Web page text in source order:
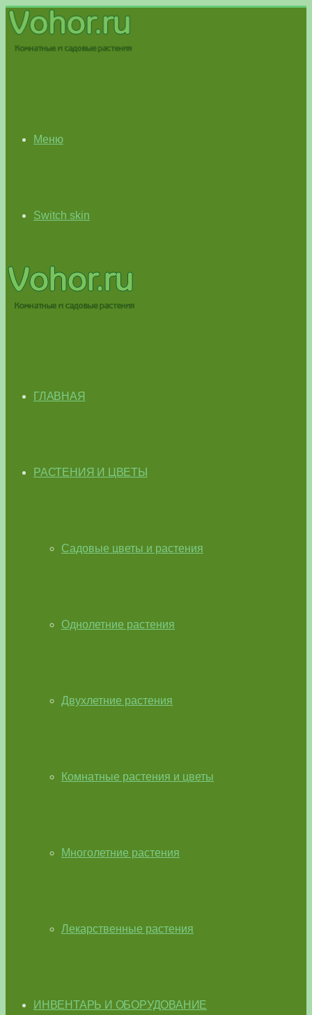
Меню
Switch skin
ГЛАВНАЯ
РАСТЕНИЯ И ЦВЕТЫ
Садовые цветы и растения
Однолетние растения
Двухлетние растения
Комнатные растения и цветы
Многолетние растения
Лекарственные растения
ИНВЕНТАРЬ И ОБОРУДОВАНИЕ